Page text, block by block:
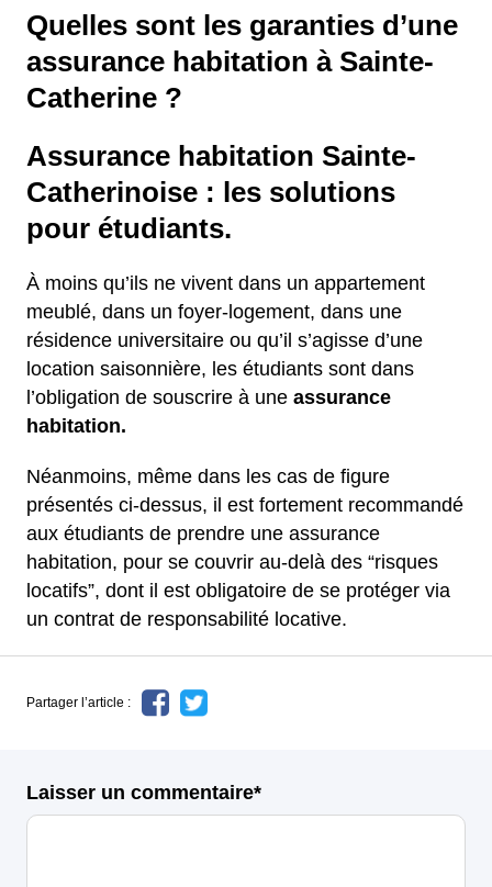
Quelles sont les garanties d’une
assurance habitation à Sainte-
Catherine ?
Assurance habitation Sainte-
Catherinoise : les solutions
pour étudiants.
À moins qu’ils ne vivent dans un appartement
meublé, dans un foyer-logement, dans une
résidence universitaire ou qu’il s’agisse d’une
location saisonnière, les étudiants sont dans
l’obligation de souscrire à une assurance
habitation.
Néanmoins, même dans les cas de figure
présentés ci-dessus, il est fortement recommandé
aux étudiants de prendre une assurance
habitation, pour se couvrir au-delà des “risques
locatifs”, dont il est obligatoire de se protéger via
un contrat de responsabilité locative.
Partager l’article :
Laisser un commentaire*